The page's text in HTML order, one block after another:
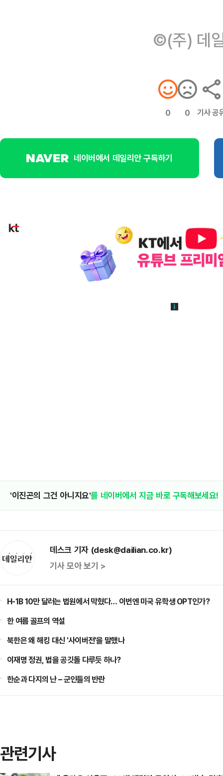
©(주) 데
0 0 기사 공
네이버에서 데일리안 구독하기
'이진곤의 그건 아니지요'를 네이버에서 지금 바로 구독해보세요!
데스크 기자 (desk@dailian.co.kr)
기사 모아 보기 >
H-1B 10만 달러는 법원에서 막혔다… 이번엔 미국 유학생 OPT인가?
한 여름 골프의 역설
북한은 왜 해킹 대신 '사이버전'을 말했나
이재명 정권, 법을 공깃돌 다루듯 하나?
한순과 다지의 난 – 군인들의 반란
관련기사